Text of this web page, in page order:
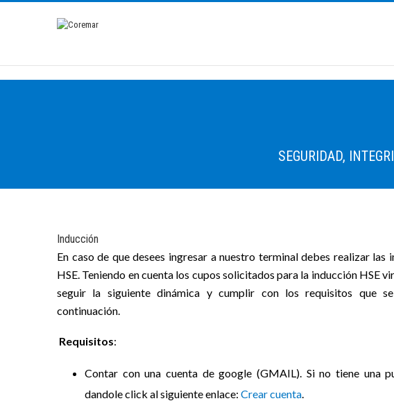
SEGURIDAD,
Inducción
En caso de que desees ingresar a nuestro terminal debes realizar las
HSE. Teniendo en cuenta los cupos solicitados para la inducción HSE
seguir la siguiente dinámica y cumplir con los requisitos que
continuación.
Requisitos:
Contar con una cuenta de google (GMAIL). Si no tiene una
dandole click al siguiente enlace: Crear cuenta.